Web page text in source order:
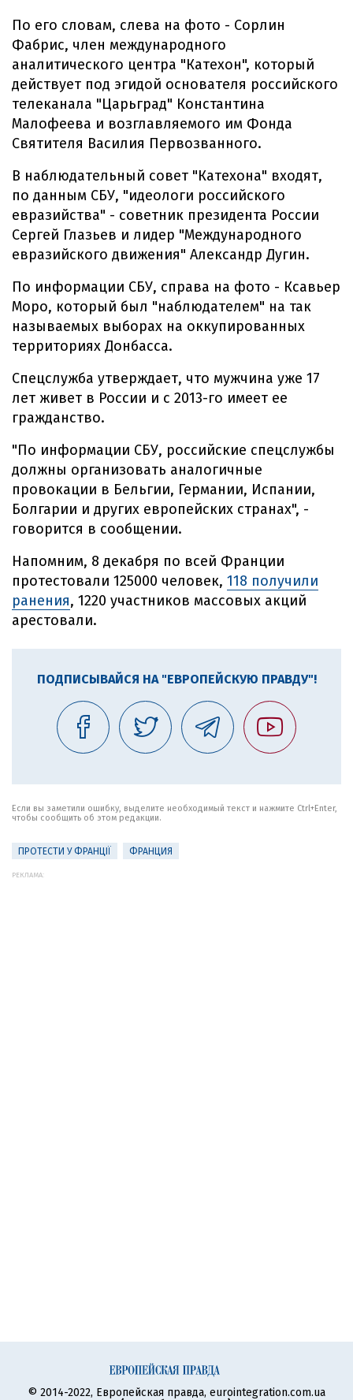
По его словам, слева на фото - Сорлин
Фабрис, член международного
аналитического центра "Катехон", который
действует под эгидой основателя российского
телеканала "Царьград" Константина
Малофеева и возглавляемого им Фонда
Святителя Василия Первозванного.
В наблюдательный совет "Катехона" входят,
по данным СБУ, "идеологи российского
евразийства" - советник президента России
Сергей Глазьев и лидер "Международного
евразийского движения" Александр Дугин.
По информации СБУ, справа на фото - Ксавьер
Моро, который был "наблюдателем" на так
называемых выборах на оккупированных
территориях Донбасса.
Спецслужба утверждает, что мужчина уже 17
лет живет в России и с 2013-го имеет ее
гражданство.
"По информации СБУ, российские спецслужбы
должны организовать аналогичные
провокации в Бельгии, Германии, Испании,
Болгарии и других европейских странах", -
говорится в сообщении.
Напомним, 8 декабря по всей Франции
протестовали 125000 человек, 118 получили
ранения, 1220 участников массовых акций
арестовали.
ПОДПИСЫВАЙСЯ НА "ЕВРОПЕЙСКУЮ ПРАВДУ"!
Если вы заметили ошибку, выделите необходимый текст и нажмите Ctrl+Enter,
чтобы сообщить об этом редакции.
ПРОТЕСТИ У ФРАНЦІЇ ФРАНЦИЯ
РЕКЛАМА:
© 2014-2022, Европейская правда, eurointegration.com.ua